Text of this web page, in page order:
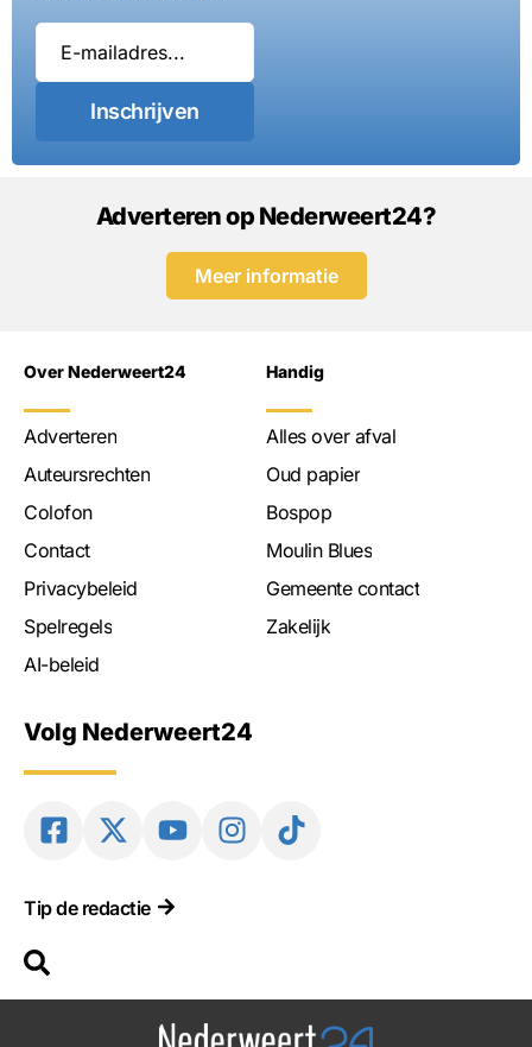
Inschrijven
Adverteren op Nederweert24?
Meer informatie
Over Nederweert24
Adverteren
Auteursrechten
Colofon
Contact
Privacybeleid
Spelregels
AI-beleid
Handig
Alles over afval
Oud papier
Bospop
Moulin Blues
Gemeente contact
Zakelijk
Volg Nederweert24
Tip de redactie